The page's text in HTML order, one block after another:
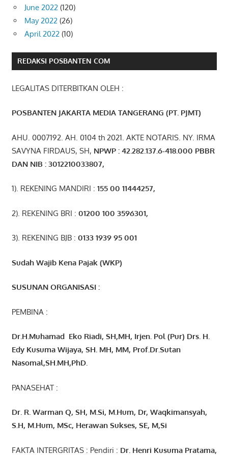
June 2022 (120)
May 2022 (26)
April 2022 (10)
REDAKSI POSBANTEN COM
LEGALITAS DITERBITKAN OLEH :
POSBANTEN JAKARTA MEDIA TANGERANG (PT. PJMT)
AHU. 0007192. AH. 0104 th 2021. AKTE NOTARIS. NY. IRMA
SAVYNA FIRDAUS, SH, NPWP : 42. 282 .137.6-418.000 PBBR
DAN NIB :3012210033807,
1). REKENING MANDIRI : 155 00 11444257,
2). REKENING BRI : 01200 100 3596301,
3). REKENING BJB : 0133 1939 95 001
Sudah Wajib Kena Pajak (WKP)
SUSUNAN ORGANISASI :
PEMBINA :
Dr.H.Muhamad Eko Riadi, SH,MH, Irjen. Pol (Pur) Drs. H.
Edy Kusuma Wijaya, SH. MH, MM, Prof.Dr.Sutan
Nasomal,SH.MH,PhD.
PANASEHAT :
Dr. R. Warman Q, SH, M.Si, M.Hum, Dr, Waqkimansyah,
S.H, M.Hum, MSc, Herawan Sukses, SE, M,Si
FAKTA INTERGRITAS : Pendiri : Dr. Henri Kusuma Pratama,